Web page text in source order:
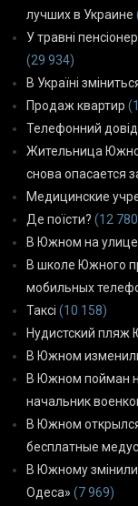
лучших в Украине
У травні
(29 934)
В Україні
Продаж квартир
Телефонний
Жительница
снова опасается
Медицинские
Де поїсти? (12
В Южном на
В школе Южного
мобильных
Таксі (10 158)
Нудистский пляж
В Южном
В Южном пойман
начальник
В Южном
бесплатные
В Южному
Одеса» (7 969)